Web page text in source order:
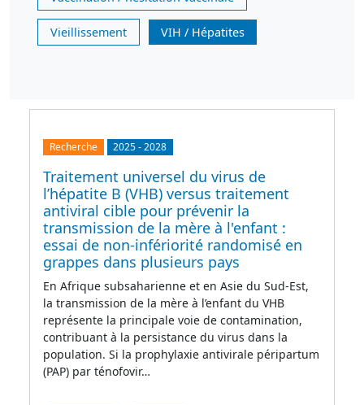
Vieillissement VIH / Hépatites
Recherche 2025-2028
Traitement universel du virus de
l’hépatite B (VHB) versus traitement
antiviral cible pour prévenir la
transmission de la mère à l'enfant :
essai de non-infériorité randomisé en
grappes dans plusieurs pays
En Afrique subsaharienne et en Asie du Sud-Est,
la transmission de la mère à l’enfant du VHB
représente la principale voie de contamination,
contribuant à la persistance du virus dans la
population. Si la prophylaxie antivirale péripartum
(PAP) par ténofovir…